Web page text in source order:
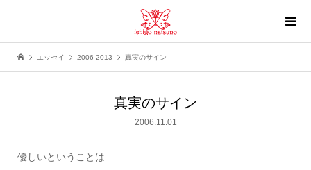
エッセイ 2006-2013 真実のサイン
真実のサイン
2006.11.01
優しいということは